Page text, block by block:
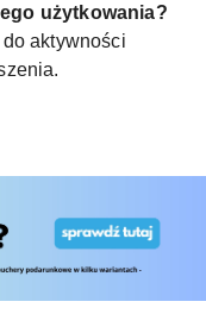
użytkowania?
aktywności